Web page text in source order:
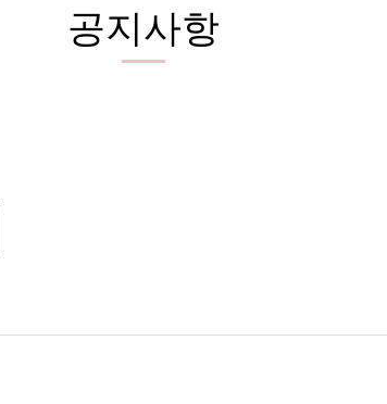
공지사항